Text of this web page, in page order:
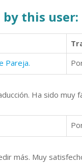
this user:
Pareja.
Ha sido muy
más. Muy